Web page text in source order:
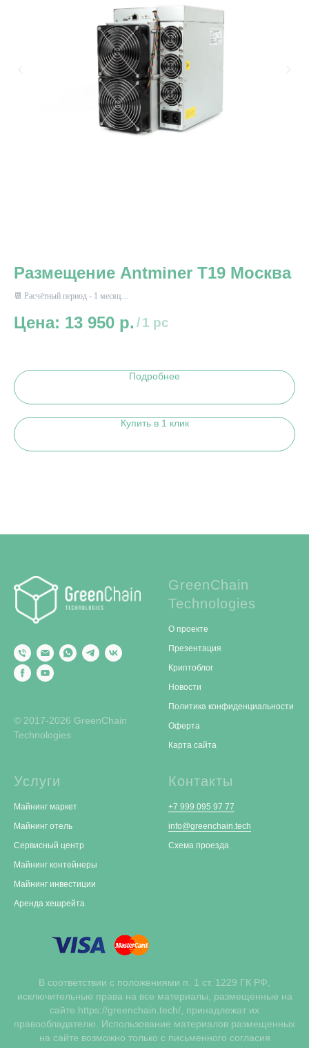
Размещение Antminer T19 Москва
📆 Расчётный период - 1 месяц
13 950 р. /1 pc
Подробнее
Купить в 1 клик
© 2017-2026 GreenChain
Technologies
GreenChain
Technologies
О проекте
Презентация
Криптоблог
Новости
Политика конфиденциальности
Оферта
Карта сайта
Услуги
Майнинг маркет
Майнинг отель
Сервисный центр
Майнинг контейнеры
Майнинг инвестиции
Аренда хешрейта
Контакты
+7 999 095 97 77
info@greenchain.tech
Схема проезда
В соответствии с положениями п. 1 ст. 1229 ГК РФ,
исключительные права на все материалы, размещенные на
сайте https://greenchain.tech/, принадлежат их
правообладателю. Использование материалов размещенных
на сайте возможно только с письменного согласия